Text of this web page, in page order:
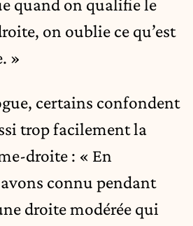
quand on qualifie le
on oublie ce qu’est
»
certains confondent
trop facilement la
droite : « En
connu pendant
droite modérée qui